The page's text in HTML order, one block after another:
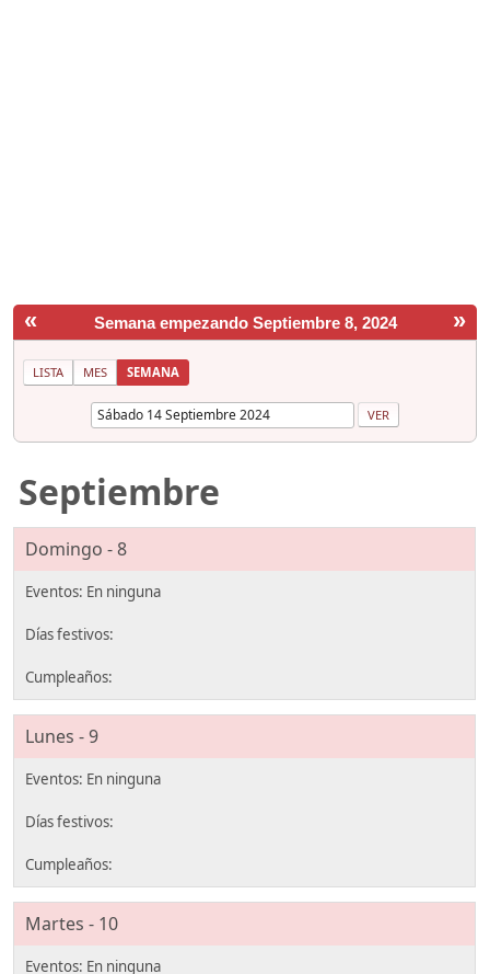
« »
Semana empezando Septiembre 8, 2024
LISTA MES SEMANA
Septiembre
Domingo - 8
Lunes - 9
Martes - 10